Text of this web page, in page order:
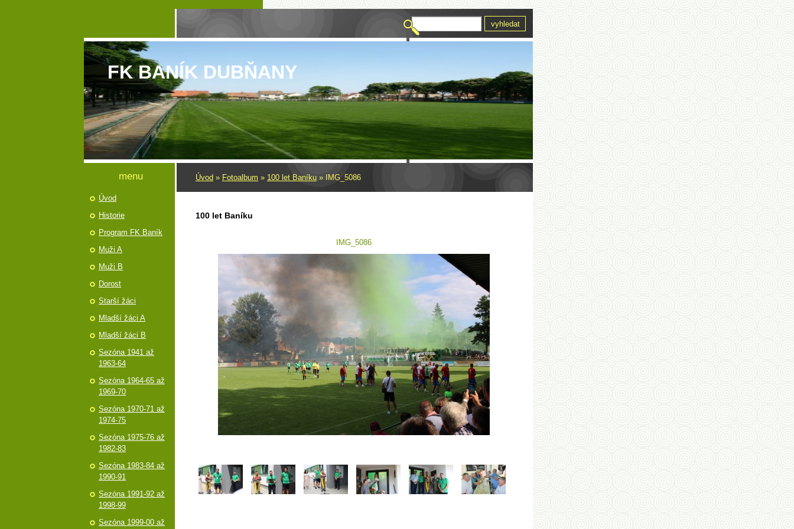
FK BANÍK DUBŇANY
Úvod » Fotoalbum » 100 let Baníku » IMG_5086
100 let Baníku
IMG_5086
menu
Úvod
Historie
Program FK Baník
Muži A
Muži B
Dorost
Starší žáci
Mladší žáci A
Mladší žáci B
Sezóna 1941 až
1963-64
Sezóna 1964-65 až
1969-70
Sezóna 1970-71 až
1974-75
Sezóna 1975-76 až
1982-83
Sezóna 1983-84 až
1990-91
Sezóna 1991-92 až
1998-99
Sezóna 1999-00 až